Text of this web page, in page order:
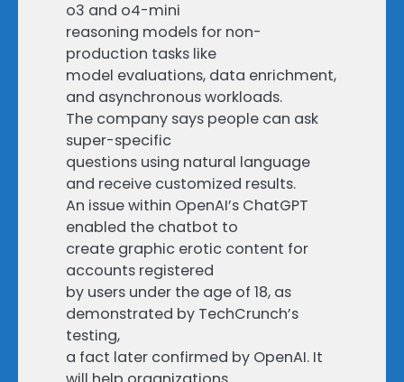
o3 and o4-mini
reasoning models for non-
production tasks like
model evaluations, data enrichment,
and asynchronous workloads.
The company says people can ask
super-specific
questions using natural language
and receive customized results.
An issue within OpenAI’s ChatGPT
enabled the chatbot to
create graphic erotic content for
accounts registered
by users under the age of 18, as
demonstrated by TechCrunch’s
testing,
a fact later confirmed by OpenAI. It